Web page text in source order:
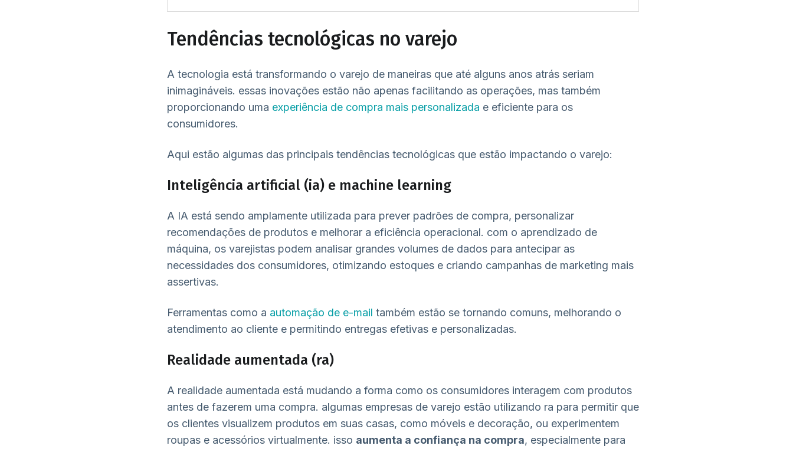
Tendências tecnológicas no varejo
A tecnologia está transformando o varejo de maneiras que até alguns anos atrás seriam
inimagináveis. essas inovações estão não apenas facilitando as operações, mas também
proporcionando uma experiência de compra mais personalizada e eficiente para os
consumidores.
Aqui estão algumas das principais tendências tecnológicas que estão impactando o varejo:
Inteligência artificial (ia) e machine learning
A IA está sendo amplamente utilizada para prever padrões de compra, personalizar
recomendações de produtos e melhorar a eficiência operacional. com o aprendizado de
máquina, os varejistas podem analisar grandes volumes de dados para antecipar as
necessidades dos consumidores, otimizando estoques e criando campanhas de marketing mais
assertivas.
Ferramentas como a automação de e-mail também estão se tornando comuns, melhorando o
atendimento ao cliente e permitindo entregas efetivas e personalizadas.
Realidade aumentada (ra)
A realidade aumentada está mudando a forma como os consumidores interagem com produtos
antes de fazerem uma compra. algumas empresas de varejo estão utilizando ra para permitir que
os clientes visualizem produtos em suas casas, como móveis e decoração, ou experimentem
roupas e acessórios virtualmente. isso aumenta a confiança na compra, especialmente para